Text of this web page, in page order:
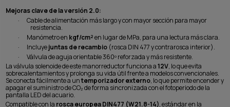
Mejoras clave de la versión 2.0:
·
Cable de alimentación más largo y con mayor sección para mayor
resistencia.
·
Manómetro en kgf/cm²en lugar de MPa, para una lectura más clara.
·
Incluyejuntas de recambio(rosca DIN 477 y contrarosca interior).
·
Válvula de aguja orientable 360º reforzada y más resistente.
La válvula solenoide de este manorreductor funciona a12V, lo que evita
sobrecalentamientos y prolonga su vida útil frente a modelos convencionales.
Se conecta fácilmente a untemporizador externo, lo que permite encender y
apagar el suministro de CO₂ de forma sincronizada con el fotoperiodo de la
pantalla LED del acuario.
Compatible con la rosca europea DIN477 (W21.8-14), estándar en la